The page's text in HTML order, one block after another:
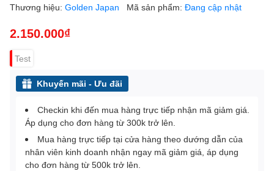
Thương hiệu: Golden Japan Mã sản phẩm: Đang cập nhật
2.150.000₫
Test
Khuyến mãi - Ưu đãi
Checkin khi đến mua hàng trực tiếp nhận mã giảm giá.
Áp dụng cho đơn hàng từ 300k trở lên.
Mua hàng trực tiếp tại cửa hàng theo dướng dẫn của
nhân viên kinh doanh nhận ngay mã giảm giá, áp dụng
cho đơn hàng từ 500k trở lên.